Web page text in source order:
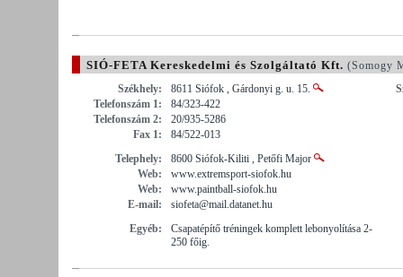
SIÓ-FETA Kereskedelmi és Szolgáltató Kft. (Somogy
Székhely:
8611 Siófok , Gárdonyi g. u. 15.
Telefonszám 1:
84/323-422
Telefonszám 2:
20/935-5286
Fax 1:
84/522-013
Telephely:
8600 Siófok-Kiliti , Petőfi Major
Web:
www.extremsport-siofok.hu
Web:
www.paintball-siofok.hu
E-mail:
siofeta@mail.datanet.hu
Egyéb:
Csapatépítő tréningek komplett lebonyolítása 2-
250 főig.